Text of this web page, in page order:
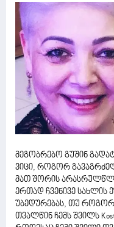
მეგობრებო გუშინ
ვიცი, როგორ
მათ შორის
ერთად ჩვენივე
უბედურებას, თუ
თვალწინ ჩემს შვილს